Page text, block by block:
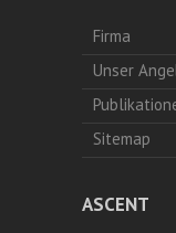
Firma
Unser
Sitemap
ASCENT